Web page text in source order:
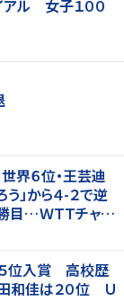
ル 女子１００
界６位・王芸迪
」から４-２で逆
…ＷＴＴチャン
位入賞 高校歴
和佳は２０位 Ｕ